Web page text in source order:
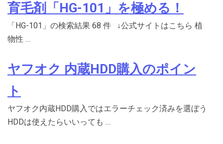
育毛剤「HG-101」を極める！
「HG-101」の検索結果 68 件 ↓公式サイトはこちら 植
物性 …
ヤフオク 内蔵HDD購入のポイン
ト
ヤフオク内蔵HDD購入ではエラーチェック済みを選ぼう
HDDは使えたらいいっても …